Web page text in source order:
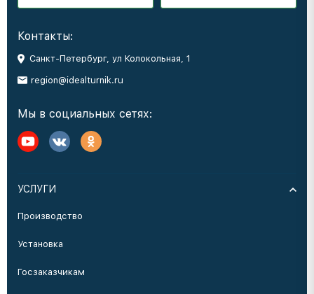
Контакты:
Санкт-Петербург, ул Колокольная, 1
region@idealturnik.ru
Мы в социальных сетях:
УСЛУГИ
Производство
Установка
Госзаказчикам